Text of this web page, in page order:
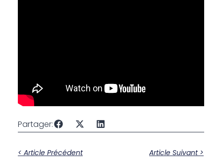
Partager:
< Article Précédent Article Suivant >